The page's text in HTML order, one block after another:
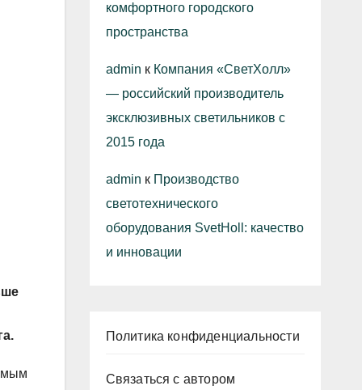
комфортного городского
пространства
admin к Компания «СветХолл»
— российский производитель
эксклюзивных светильников с
2015 года
admin к Производство
светотехнического
оборудования SvetHoll: качество
и инновации
Политика конфиденциальности
Связаться с автором